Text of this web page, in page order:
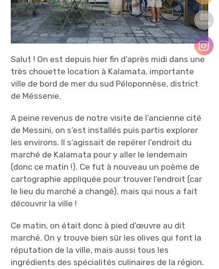
Salut ! On est depuis hier fin d’après midi dans une
très chouette location à Kalamata, importante
ville de bord de mer du sud Péloponnèse, district
de Méssenie.
A peine revenus de notre visite de l’ancienne cité
de Messini, on s’est installés puis partis explorer
les environs. Il s’agissait de repérer l’endroit du
marché de Kalamata pour y aller le lendemain
(donc ce matin !). Ce fut à nouveau un poème de
cartographie appliquée pour trouver l’endroit (car
le lieu du marché a changé), mais qui nous a fait
découvrir la ville !
Ce matin, on était donc à pied d’œuvre au dit
marché. On y trouve bien sûr les olives qui font la
réputation de la ville, mais aussi tous les
ingrédients des spécialités culinaires de la région.